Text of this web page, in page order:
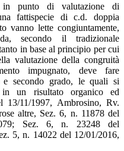
in punto di valutazione di
fattispecie di c.d. doppia
vanno lette congiuntamente,
secondo il tradizionale
in base al principio per cui
valutazione della congruità
impugnato, deve fare
secondo grado, le quali si
in un risultato organico ed
11/1997, Ambrosino, Rv.
altre, Sez. 6, n. 11878 del
Sez. 6, n. 23248 del
5, n. 14022 del 12/01/2016,